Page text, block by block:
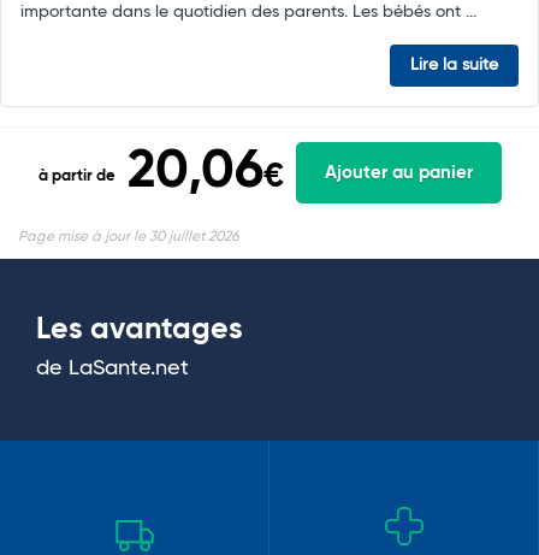
importante dans le quotidien des parents. Les bébés ont ...
Lire la suite
à partir de 20,06€ Ajouter au panier
Page mise à jour le 30 juillet 2026
Les avantages
de LaSante.net